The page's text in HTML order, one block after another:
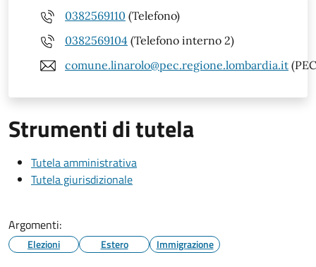
0382569110 (Telefono)
0382569104 (Telefono interno 2)
comune.linarolo@pec.regione.lombardia.it
Strumenti di tutela
Tutela amministrativa
Tutela giurisdizionale
Argomenti:
Elezioni Estero Immigrazione